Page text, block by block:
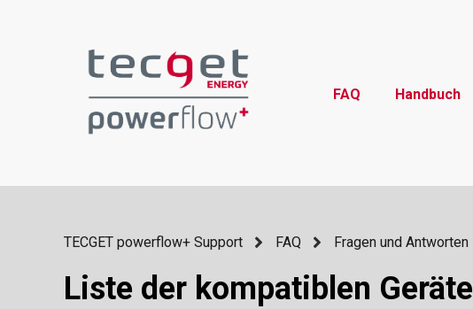
FAQ Handbuch
TECGET powerflow+ Support FAQ Fragen und Antworten
Liste der kompatiblen Geräte